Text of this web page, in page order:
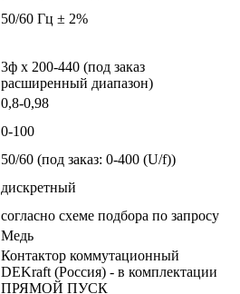
50/60 Гц ± 2%
3ф х 200-440 (под заказ
расширенный диапазон)
0,8-0,98
0-100
50/60 (под заказ: 0-400 (U/f))
дискретный
согласно схеме подбора по запросу
Медь
Контактор коммутационный
DEKraft (Россия) - в комплектации
ПРЯМОЙ ПУСК